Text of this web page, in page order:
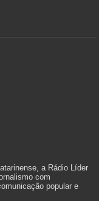
a Rádio Líder
com
popular e